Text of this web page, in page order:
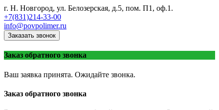
г. Н. Новгород, ул. Белозерская, д.5, пом. П1, оф.1.
+7(831)214-33-00
info@povpolimer.ru
Заказать звонок
Заказ обратного звонка
Ваш заявка принята. Ожидайте звонка.
Заказ обратного звонка